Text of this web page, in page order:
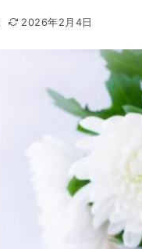
2026年2月4日